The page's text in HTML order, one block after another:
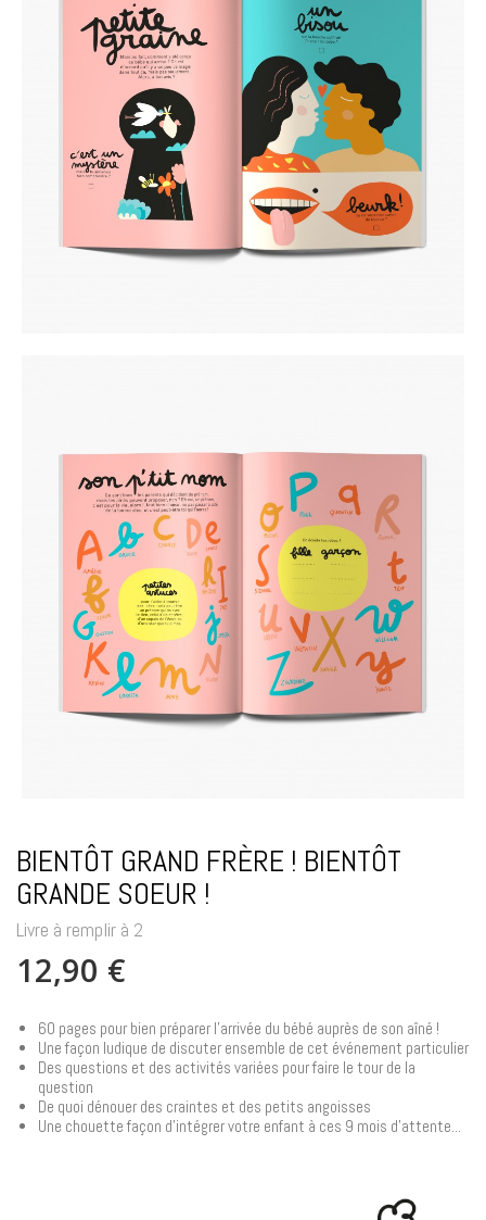
BIENTÔT GRAND FRÈRE ! BIENTÔT
GRANDE SOEUR !
Livre à remplir à 2
12,90 €
60 pages pour bien préparer l'arrivée du bébé auprès de son aîné !
Une façon ludique de discuter ensemble de cet événement particulier
Des questions et des activités variées pour faire le tour de la
question
De quoi dénouer des craintes et des petits angoisses
Une chouette façon d'intégrer votre enfant à ces 9 mois d'attente...